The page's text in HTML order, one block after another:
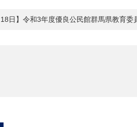
18日】令和3年度優良公民館群馬県教育委